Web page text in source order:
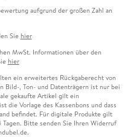
aufgrund der großen Zahl an
Sie hier
MwSt. Informationen über den
hier
ein erweitertes Rückgaberecht von
Bild-, Ton- und Datenträgern ist nur bei
gekaufte Artikel gilt ein
die Vorlage des Kassenbons und dass
befindet. Für digitale Produkte gilt
Bitte senden Sie Ihren Widerruf